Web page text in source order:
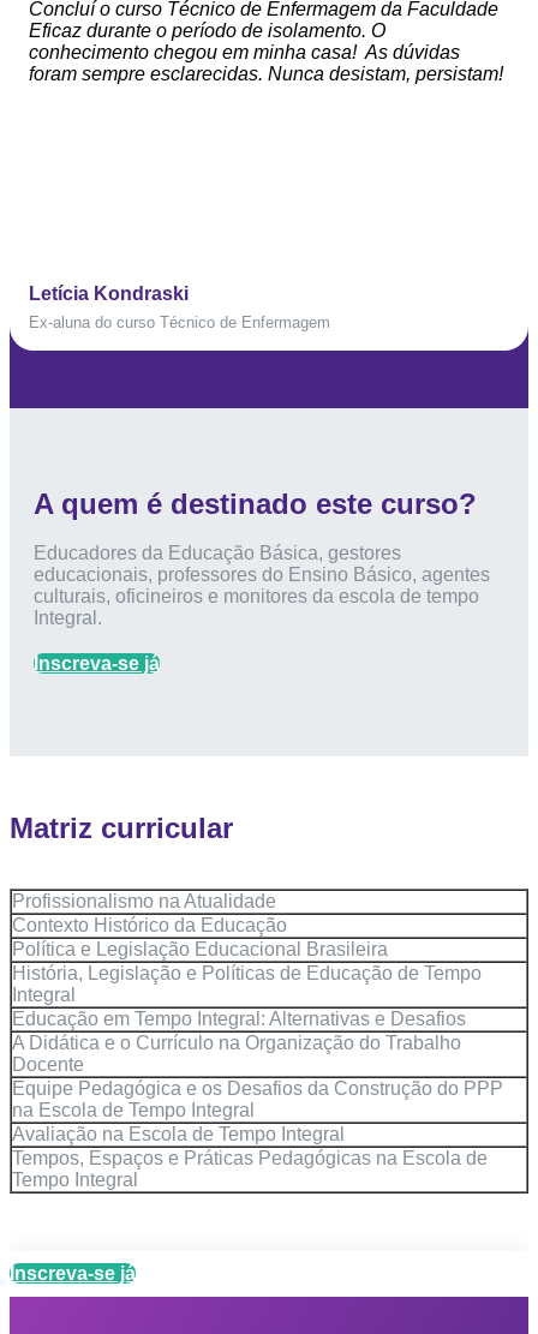
Concluí o curso Técnico de Enfermagem da Faculdade
Eficaz durante o período de isolamento. O
conhecimento chegou em minha casa! As dúvidas
foram sempre esclarecidas. Nunca desistam, persistam!
Letícia Kondraski
Ex-aluna do curso Técnico de Enfermagem
A quem é destinado este curso?
Educadores da Educação Básica, gestores
educacionais, professores do Ensino Básico, agentes
culturais, oficineiros e monitores da escola de tempo
Integral.
Inscreva-se já
Matriz curricular
Profissionalismo na Atualidade
Contexto Histórico da Educação
Política e Legislação Educacional Brasileira
História, Legislação e Políticas de Educação de Tempo
Integral
Educação em Tempo Integral: Alternativas e Desafios
A Didática e o Currículo na Organização do Trabalho
Docente
Equipe Pedagógica e os Desafios da Construção do PPP
na Escola de Tempo Integral
Avaliação na Escola de Tempo Integral
Tempos, Espaços e Práticas Pedagógicas na Escola de
Tempo Integral
Inscreva-se já